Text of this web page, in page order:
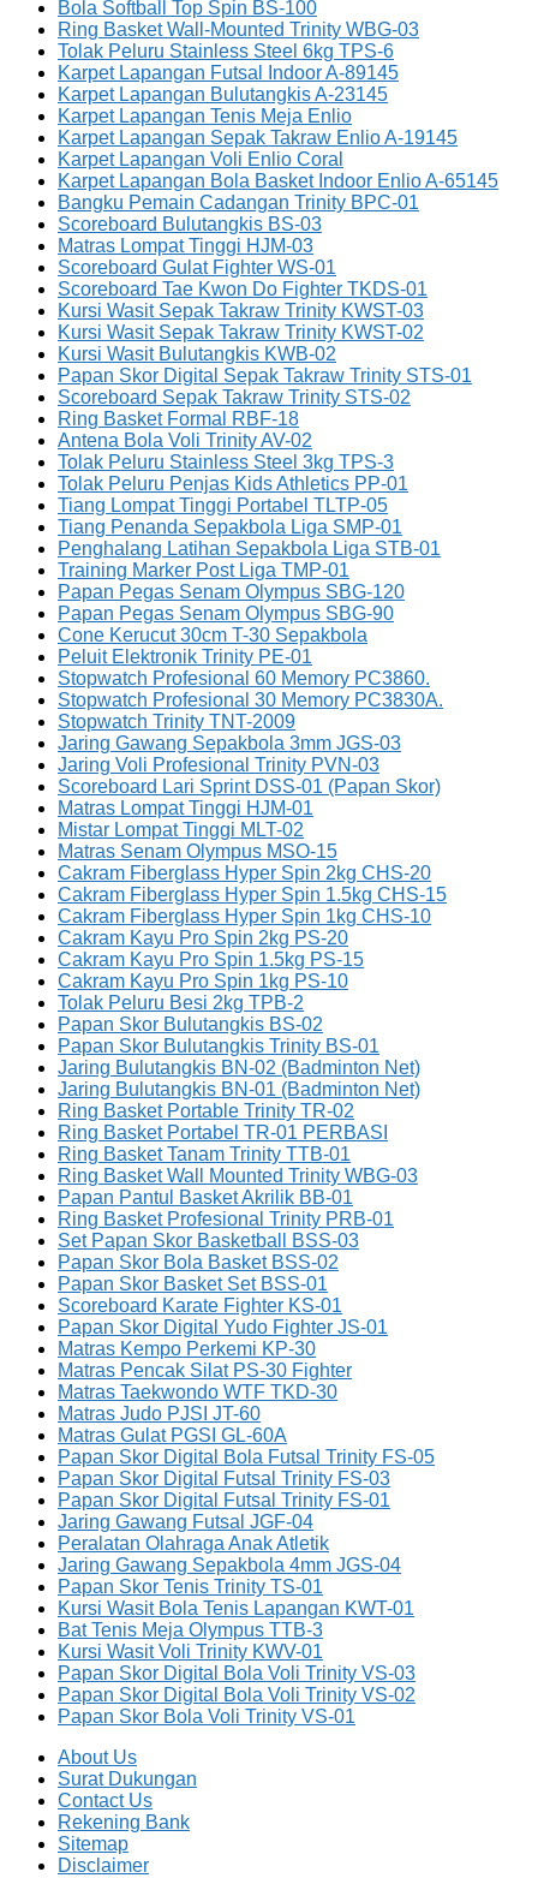
Bola Softball Top Spin BS-100
Ring Basket Wall-Mounted Trinity WBG-03
Tolak Peluru Stainless Steel 6kg TPS-6
Karpet Lapangan Futsal Indoor A-89145
Karpet Lapangan Bulutangkis A-23145
Karpet Lapangan Tenis Meja Enlio
Karpet Lapangan Sepak Takraw Enlio A-19145
Karpet Lapangan Voli Enlio Coral
Karpet Lapangan Bola Basket Indoor Enlio A-65145
Bangku Pemain Cadangan Trinity BPC-01
Scoreboard Bulutangkis BS-03
Matras Lompat Tinggi HJM-03
Scoreboard Gulat Fighter WS-01
Scoreboard Tae Kwon Do Fighter TKDS-01
Kursi Wasit Sepak Takraw Trinity KWST-03
Kursi Wasit Sepak Takraw Trinity KWST-02
Kursi Wasit Bulutangkis KWB-02
Papan Skor Digital Sepak Takraw Trinity STS-01
Scoreboard Sepak Takraw Trinity STS-02
Ring Basket Formal RBF-18
Antena Bola Voli Trinity AV-02
Tolak Peluru Stainless Steel 3kg TPS-3
Tolak Peluru Penjas Kids Athletics PP-01
Tiang Lompat Tinggi Portabel TLTP-05
Tiang Penanda Sepakbola Liga SMP-01
Penghalang Latihan Sepakbola Liga STB-01
Training Marker Post Liga TMP-01
Papan Pegas Senam Olympus SBG-120
Papan Pegas Senam Olympus SBG-90
Cone Kerucut 30cm T-30 Sepakbola
Peluit Elektronik Trinity PE-01
Stopwatch Profesional 60 Memory PC3860.
Stopwatch Profesional 30 Memory PC3830A.
Stopwatch Trinity TNT-2009
Jaring Gawang Sepakbola 3mm JGS-03
Jaring Voli Profesional Trinity PVN-03
Scoreboard Lari Sprint DSS-01 (Papan Skor)
Matras Lompat Tinggi HJM-01
Mistar Lompat Tinggi MLT-02
Matras Senam Olympus MSO-15
Cakram Fiberglass Hyper Spin 2kg CHS-20
Cakram Fiberglass Hyper Spin 1.5kg CHS-15
Cakram Fiberglass Hyper Spin 1kg CHS-10
Cakram Kayu Pro Spin 2kg PS-20
Cakram Kayu Pro Spin 1.5kg PS-15
Cakram Kayu Pro Spin 1kg PS-10
Tolak Peluru Besi 2kg TPB-2
Papan Skor Bulutangkis BS-02
Papan Skor Bulutangkis Trinity BS-01
Jaring Bulutangkis BN-02 (Badminton Net)
Jaring Bulutangkis BN-01 (Badminton Net)
Ring Basket Portable Trinity TR-02
Ring Basket Portabel TR-01 PERBASI
Ring Basket Tanam Trinity TTB-01
Ring Basket Wall Mounted Trinity WBG-03
Papan Pantul Basket Akrilik BB-01
Ring Basket Profesional Trinity PRB-01
Set Papan Skor Basketball BSS-03
Papan Skor Bola Basket BSS-02
Papan Skor Basket Set BSS-01
Scoreboard Karate Fighter KS-01
Papan Skor Digital Yudo Fighter JS-01
Matras Kempo Perkemi KP-30
Matras Pencak Silat PS-30 Fighter
Matras Taekwondo WTF TKD-30
Matras Judo PJSI JT-60
Matras Gulat PGSI GL-60A
Papan Skor Digital Bola Futsal Trinity FS-05
Papan Skor Digital Futsal Trinity FS-03
Papan Skor Digital Futsal Trinity FS-01
Jaring Gawang Futsal JGF-04
Peralatan Olahraga Anak Atletik
Jaring Gawang Sepakbola 4mm JGS-04
Papan Skor Tenis Trinity TS-01
Kursi Wasit Bola Tenis Lapangan KWT-01
Bat Tenis Meja Olympus TTB-3
Kursi Wasit Voli Trinity KWV-01
Papan Skor Digital Bola Voli Trinity VS-03
Papan Skor Digital Bola Voli Trinity VS-02
Papan Skor Bola Voli Trinity VS-01
About Us
Surat Dukungan
Contact Us
Rekening Bank
Sitemap
Disclaimer